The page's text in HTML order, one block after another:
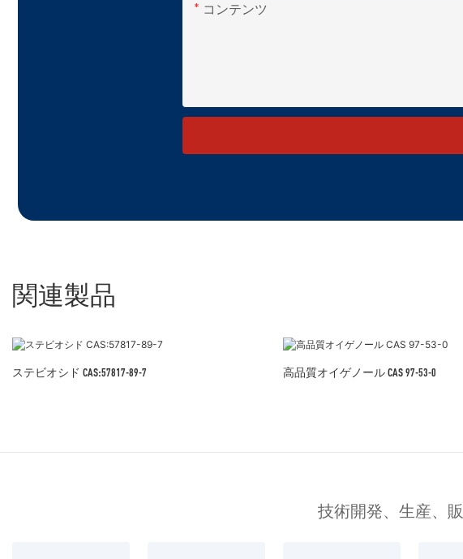
コンテンツ
関連製品
ステビオシド CAS:57817-89-7
高品質オイゲノール CAS 97-53-0
技術開発、生産、